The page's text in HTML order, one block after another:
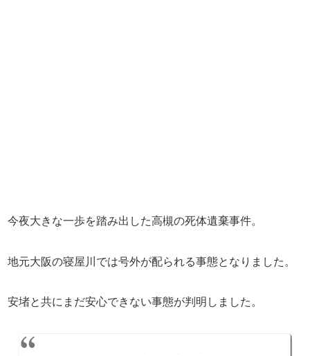
今夜大きな一歩を踏み出した高槻の死体遺棄事件。
地元大阪の寝屋川では号外が配られる事態となりました。
安堵と共にまだ安心できない事態が判明しました。